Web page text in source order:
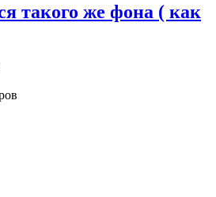
такого же фона ( как